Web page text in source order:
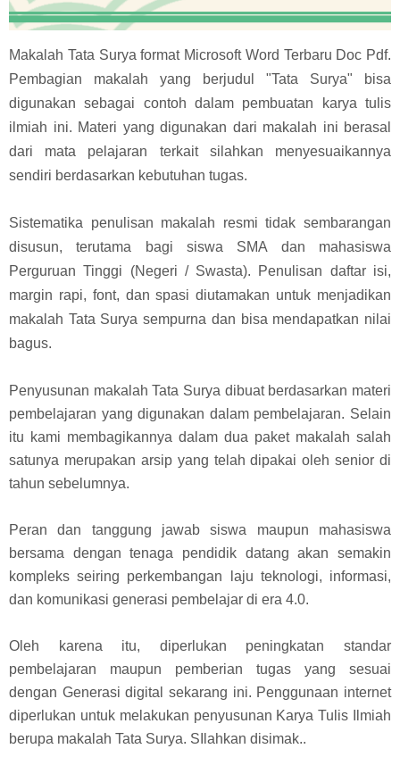
Makalah Tata Surya format Microsoft Word Terbaru Doc Pdf.
Pembagian makalah yang berjudul "Tata Surya" bisa
digunakan sebagai contoh dalam pembuatan karya tulis
ilmiah ini. Materi yang digunakan dari makalah ini berasal
dari mata pelajaran terkait silahkan menyesuaikannya
sendiri berdasarkan kebutuhan tugas.
Sistematika penulisan makalah resmi tidak sembarangan
disusun, terutama bagi siswa SMA dan mahasiswa
Perguruan Tinggi (Negeri / Swasta). Penulisan daftar isi,
margin rapi, font, dan spasi diutamakan untuk menjadikan
makalah Tata Surya sempurna dan bisa mendapatkan nilai
bagus.
Penyusunan makalah Tata Surya dibuat berdasarkan materi
pembelajaran yang digunakan dalam pembelajaran. Selain
itu kami membagikannya dalam dua paket makalah salah
satunya merupakan arsip yang telah dipakai oleh senior di
tahun sebelumnya.
Peran dan tanggung jawab siswa maupun mahasiswa
bersama dengan tenaga pendidik datang akan semakin
kompleks seiring perkembangan laju teknologi, informasi,
dan komunikasi generasi pembelajar di era 4.0.
Oleh karena itu, diperlukan peningkatan standar
pembelajaran maupun pemberian tugas yang sesuai
dengan Generasi digital sekarang ini. Penggunaan internet
diperlukan untuk melakukan penyusunan Karya Tulis Ilmiah
berupa makalah Tata Surya. SIlahkan disimak..